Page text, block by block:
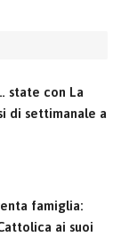
state con La
di settimanale a
famiglia:
ai suoi